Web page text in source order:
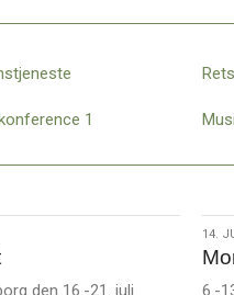
1
den 16.-21. juli
14.
jun.
14.
6.-